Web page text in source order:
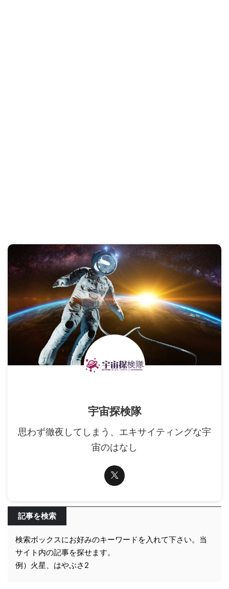
宇宙探検隊
思わず徹夜してしまう、エキサイティングな宇
宙のはなし
記事を検索
検索ボックスにお好みのキーワードを入れて下さい。当
サイト内の記事を探せます。
例）火星、はやぶさ2